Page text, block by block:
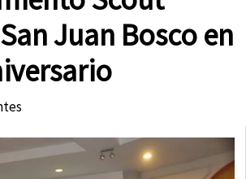
Juan Bosco en